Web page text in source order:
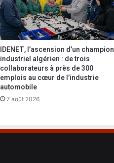
IDENET, l’ascension d’un champion
industriel algérien : de trois
collaborateurs à près de 300
emplois au cœur de l’industrie
automobile
7 août 2026